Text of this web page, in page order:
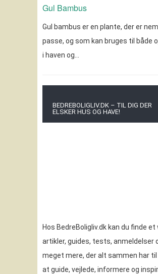
Gul Bambus
Gul bambus er en plante, der er
passe, og som kan bruges til både
i haven og…
BEDREBOLIGLIV.DK – TIL DIG DER
ELSKER HUS OG HAVE!
Hos BedreBoligliv.dk kan du finde
artikler, guides, tests, anmeldelser
meget mere, der alt sammen har
at guide, vejlede, informere og